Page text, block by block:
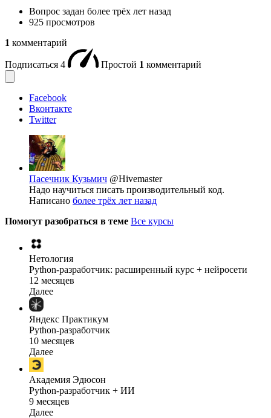
Вопрос задан более трёх лет назад
925 просмотров
1 комментарий
Подписаться 4 Простой 1 комментарий
Facebook
Вконтакте
Twitter
Пасечник Кузьмич @Hivemaster
Надо научиться писать производительный код.
Написано более трёх лет назад
Помогут разобраться в теме Все курсы
Нетология
Python-разработчик: расширенный курс + нейросети
12 месяцев
Далее
Яндекс Практикум
Python-разработчик
10 месяцев
Далее
Академия Эдюсон
Python-разработчик + ИИ
9 месяцев
Далее